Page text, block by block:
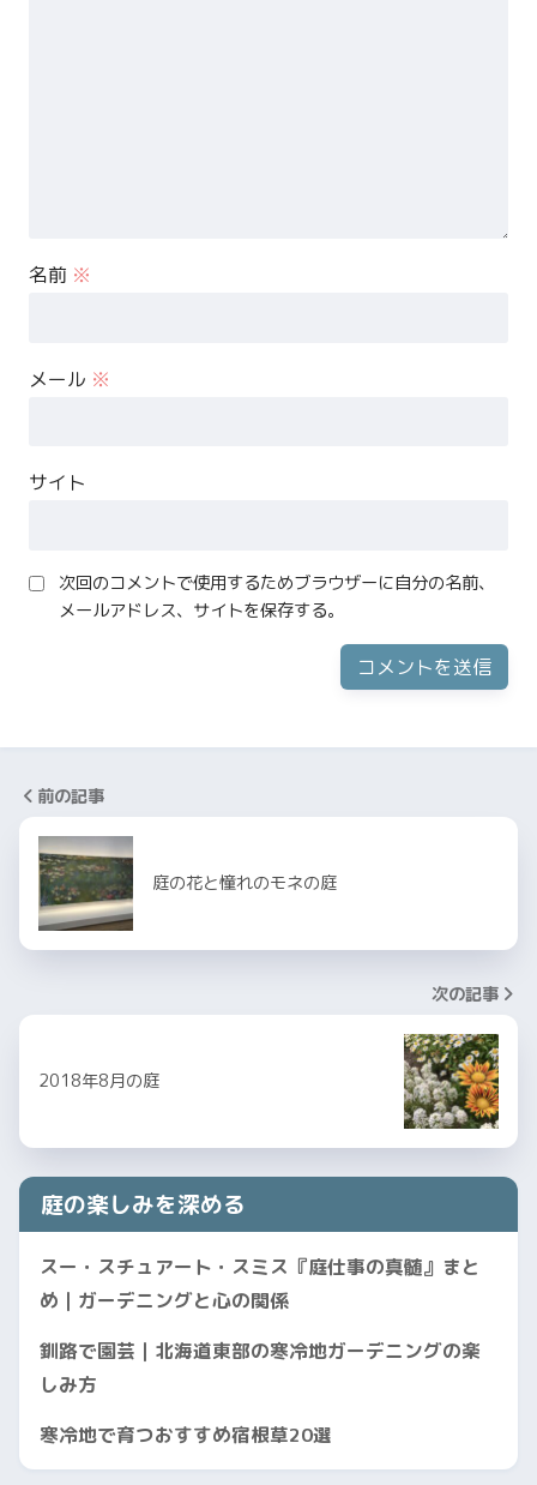
名前 ※
メール ※
サイト
次回のコメントで使用するためブラウザーに自分の名前、
メールアドレス、サイトを保存する。
前の記事
庭の花と憧れのモネの庭
次の記事
2018年8月の庭
庭の楽しみを深める
スー・スチュアート・スミス『庭仕事の真髄』まと
め｜ガーデニングと心の関係
釧路で園芸｜北海道東部の寒冷地ガーデニングの楽
しみ方
寒冷地で育つおすすめ宿根草20選